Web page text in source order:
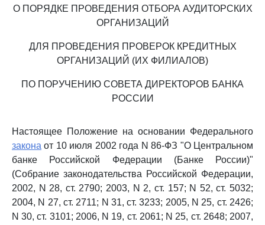
О ПОРЯДКЕ ПРОВЕДЕНИЯ ОТБОРА АУДИТОРСКИХ
ОРГАНИЗАЦИЙ
ДЛЯ ПРОВЕДЕНИЯ ПРОВЕРОК КРЕДИТНЫХ
ОРГАНИЗАЦИЙ (ИХ ФИЛИАЛОВ)
ПО ПОРУЧЕНИЮ СОВЕТА ДИРЕКТОРОВ БАНКА
РОССИИ
Настоящее Положение на основании Федерального
закона от 10 июля 2002 года N 86-ФЗ "О Центральном
банке Российской Федерации (Банке России)"
(Собрание законодательства Российской Федерации,
2002, N 28, ст. 2790; 2003, N 2, ст. 157; N 52, ст. 5032;
2004, N 27, ст. 2711; N 31, ст. 3233; 2005, N 25, ст. 2426;
N 30, ст. 3101; 2006, N 19, ст. 2061; N 25, ст. 2648; 2007,